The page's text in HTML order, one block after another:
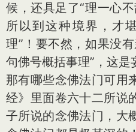
候，还具足了“理一心不
所以到这种境界，才
理”！要不然，如果没
句佛号概括事理”，这是
那有哪些念佛法门可用
经》里面卷六十二所说
子所说的念佛法门，大